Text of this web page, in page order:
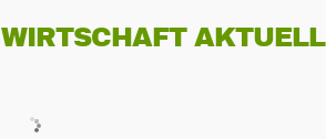
WIRTSCHAFT AKTUELL